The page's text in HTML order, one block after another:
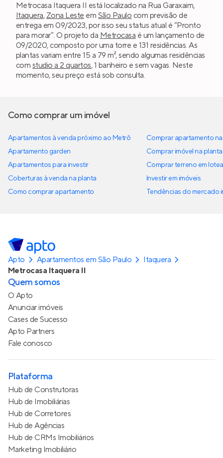
Metrocasa Itaquera II está localizado na Rua Garaxaim,
Itaquera, Zona Leste em São Paulo com previsão de
entrega em 09/2023, por isso seu status atual é “Pronto
para morar”. O projeto da Metrocasa é um lançamento de
09/2020, composto por uma torre e 131 residências. As
plantas variam entre 15 a 79 m², sendo algumas residências
com studio a 2 quartos, 1 banheiro e sem vagas. Neste
momento, seu preço está sob consulta.
Como comprar um imóvel
Apartamentos à venda próximo ao Metrô
Apartamento garden
Apartamentos para investir
Coberturas à venda na planta
Como comprar apartamento
Comprar apartamento
Comprar imóvel na planta
Comprar terreno em
Investir em imóveis
Tendências do mercado
Apto Apartamentos em São Paulo
Itaquera
Metrocasa Itaquera II
Quem somos
O Apto
Anunciar imóveis
Cases de Sucesso
Apto Partners
Fale conosco
Plataforma
Hub de Construtoras
Hub de Imobiliárias
Hub de Corretores
Hub de Agências
Hub de CRMs Imobiliários
Marketing Imobiliário